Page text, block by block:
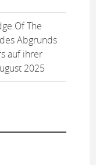
Of The
Abgrunds
auf ihrer
2025